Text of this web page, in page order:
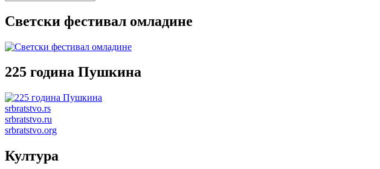
Светски фестивал омладине
225 година Пушкина
srbratstvo.rs
srbratstvo.ru
srbratstvo.org
Култура